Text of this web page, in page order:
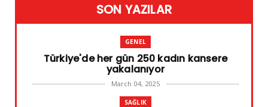
SON YAZILAR
GENEL
Türkiye'de her gün 250 kadın kansere
yakalanıyor
March 04, 2025
SAĞLIK